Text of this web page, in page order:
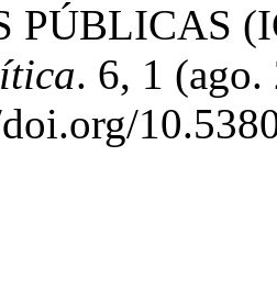
PÚBLICAS
. 6, 1 (ago.